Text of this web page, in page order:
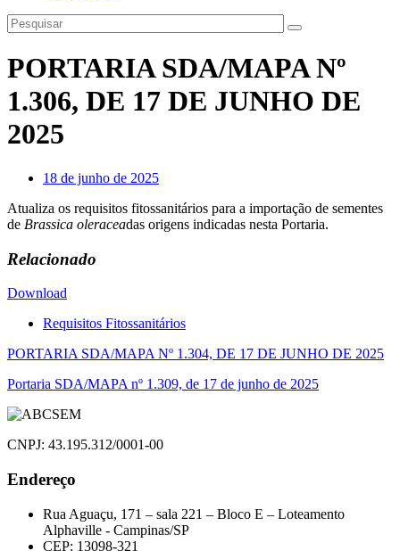
PORTARIA SDA/MAPA Nº
1.306, DE 17 DE JUNHO DE
2025
18 de junho de 2025
Atualiza os requisitos fitossanitários para a importação de sementes
de Brassica oleraceadas origens indicadas nesta Portaria.
Relacionado
Download
Requisitos Fitossanitários
Navegação
de
Post
PORTARIA SDA/MAPA Nº 1.304, DE 17 DE JUNHO DE 2025
Portaria SDA/MAPA nº 1.309, de 17 de junho de 2025
CNPJ: 43.195.312/0001-00
Endereço
Rua Aguaçu, 171 – sala 221 – Bloco E – Loteamento
Alphaville - Campinas/SP
CEP: 13098-321